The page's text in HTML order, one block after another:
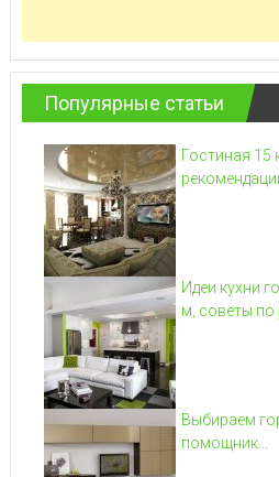
Популярные статьи
Гостиная 15
Идеи кухни
м, советы по
Выбираем
помощник...